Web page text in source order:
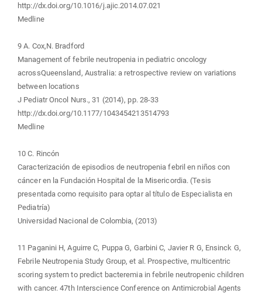
http://dx.doi.org/10.1016/j.ajic.2014.07.021
Medline
9 A. Cox,N. Bradford
Management of febrile neutropenia in pediatric oncology
acrossQueensland, Australia: a retrospective review on variations
between locations
J Pediatr Oncol Nurs., 31 (2014), pp. 28-33
http://dx.doi.org/10.1177/1043454213514793
Medline
10 C. Rincón
Caracterización de episodios de neutropenia febril en niños con
cáncer en la Fundación Hospital de la Misericordia. (Tesis
presentada como requisito para optar al título de Especialista en
Pediatría)
Universidad Nacional de Colombia, (2013)
11 Paganini H, Aguirre C, Puppa G, Garbini C, Javier R G, Ensinck G,
Febrile Neutropenia Study Group, et al. Prospective, multicentric
scoring system to predict bacteremia in febrile neutropenic children
with cancer. 47th Interscience Conference on Antimicrobial Agents